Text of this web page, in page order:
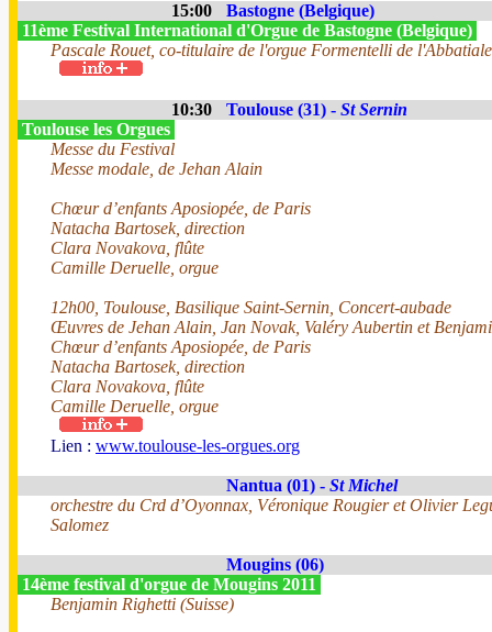
15:00
Bastogne (Belgique)
11ème Festival International d'Orgue de Bastogne (Belgique)
Pascale Rouet, co-titulaire de l'orgue Formentelli de
10:30 Toulouse (31) - St Sernin
Toulouse les Orgues
Messe du Festival
Messe modale, de Jehan Alain
Chœur d’enfants Aposiopée, de Paris
Natacha Bartosek, direction
Clara Novakova, flûte
Camille Deruelle, orgue
12h00, Toulouse, Basilique Saint-Sernin, Concert-aubade
Œuvres de Jehan Alain, Jan Novak, Valéry Aubertin et
Chœur d’enfants Aposiopée, de Paris
Natacha Bartosek, direction
Clara Novakova, flûte
Camille Deruelle, orgue
Lien : www.toulouse-les-orgues.org
Nantua (01) - St Michel
orchestre du Crd d’Oyonnax, Véronique Rougier et Olivier
Salomez
Mougins (06)
14ème festival d'orgue de Mougins 2011
Benjamin Righetti (Suisse)